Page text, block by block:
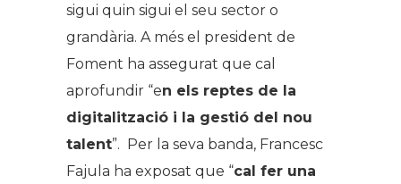
sigui quin sigui el seu sector o
grandària. A més el president de
Foment ha assegurat que cal
aprofundir “en els reptes de la
digitalització i la gestió del nou
talent”. Per la seva banda, Francesc
Fajula ha exposat que “cal fer una